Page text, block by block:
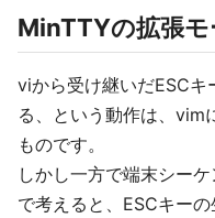
MinTTYの拡張
viから受け継いだESC
る、という動作は、vim
ものです。
しかし一方で端末シー
で考えると、ESCキー